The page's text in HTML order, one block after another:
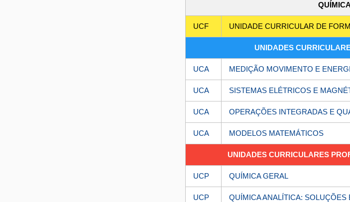
QUÍMICA
UCF UNIDADE CURRICULAR DE
UNIDADES
UCA MEDIÇÃO MOVIMENTO E
UCA SISTEMAS ELÉTRICOS E
UCA OPERAÇÕES INTEGRADAS E
UCA MODELOS MATEMÁTICOS
UNIDADES CURRICULARES
UCP QUÍMICA GERAL
UCP QUÍMICA ANALÍTICA: SOLUÇÕES